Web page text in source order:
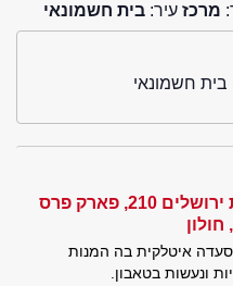
מרכז עיר: בית חשמונאי
בית חשמונאי
שדרות ירושלים 210, פארק פרס
איטלקית בה המנות
ונעשות בטאבון.